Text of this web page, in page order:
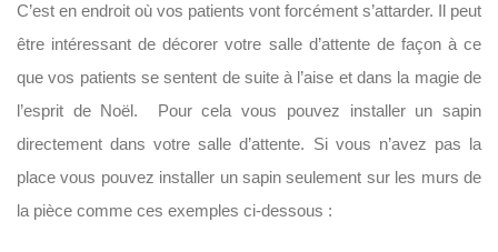
C’est en endroit où vos patients vont forcément s’attarder. Il peut
être intéressant de décorer votre salle d’attente de façon à ce
que vos patients se sentent de suite à l’aise et dans la magie de
l’esprit de Noël. Pour cela vous pouvez installer un sapin
directement dans votre salle d’attente. Si vous n’avez pas la
place vous pouvez installer un sapin seulement sur les murs de
la pièce comme ces exemples ci-dessous :